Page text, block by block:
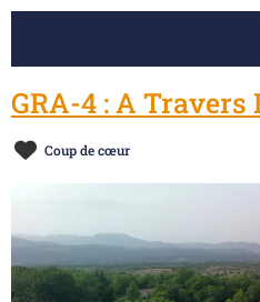
GRA-4 : A Travers
Coup de cœur